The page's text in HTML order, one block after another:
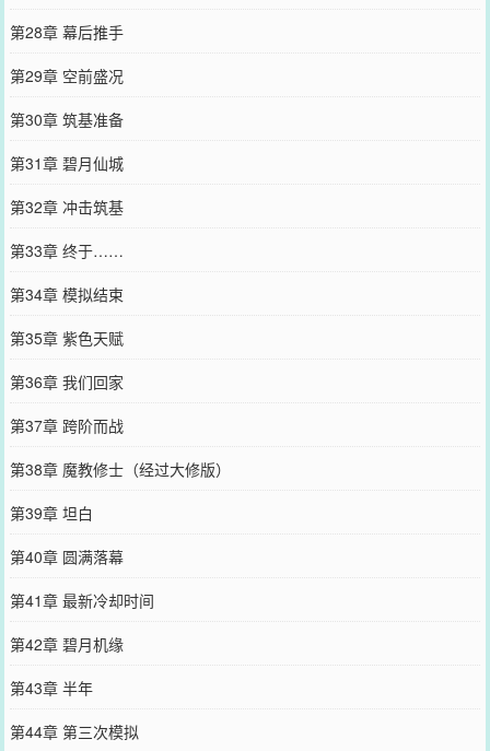
第28章 幕后推手
第29章 空前盛况
第30章 筑基准备
第31章 碧月仙城
第32章 冲击筑基
第33章 终于……
第34章 模拟结束
第35章 紫色天赋
第36章 我们回家
第37章 跨阶而战
第38章 魔教修士（经过大修版）
第39章 坦白
第40章 圆满落幕
第41章 最新冷却时间
第42章 碧月机缘
第43章 半年
第44章 第三次模拟